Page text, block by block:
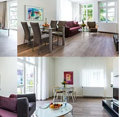
Show larger version for: